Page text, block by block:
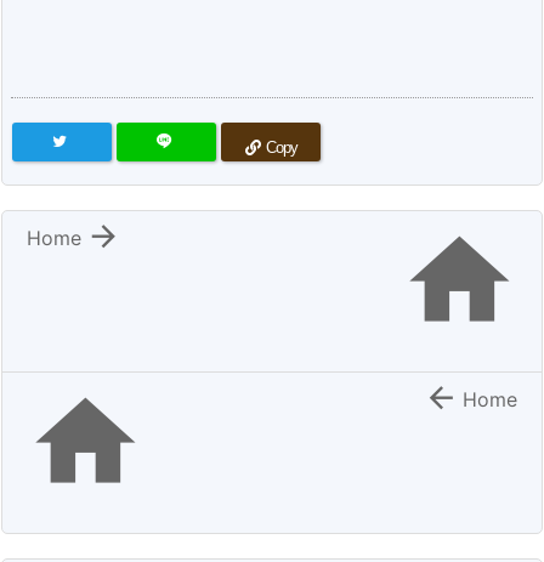
Copy


Home
  Home